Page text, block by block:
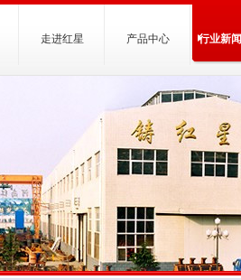
走进红星 产品中心 行业新闻